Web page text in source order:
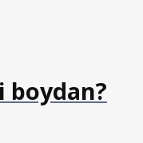
boydan?